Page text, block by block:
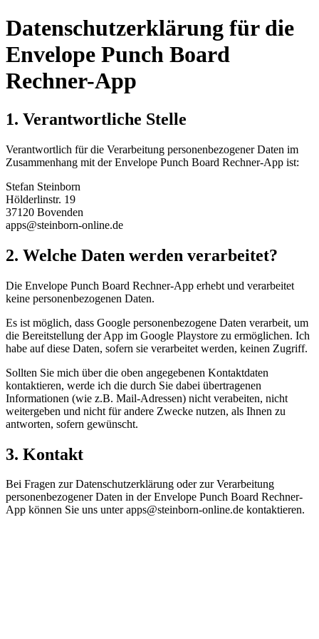
Datenschutzerklärung für die
Envelope Punch Board
Rechner-App
1. Verantwortliche Stelle
Verantwortlich für die Verarbeitung personenbezogener Daten im
Zusammenhang mit der Envelope Punch Board Rechner-App ist:
Stefan Steinborn
Hölderlinstr. 19
37120 Bovenden
apps@steinborn-online.de
2. Welche Daten werden verarbeitet?
Die Envelope Punch Board Rechner-App erhebt und verarbeitet
keine personenbezogenen Daten.
Es ist möglich, dass Google personenbezogene Daten verarbeit, um
die Bereitstellung der App im Google Playstore zu ermöglichen. Ich
habe auf diese Daten, sofern sie verarbeitet werden, keinen Zugriff.
Sollten Sie mich über die oben angegebenen Kontaktdaten
kontaktieren, werde ich die durch Sie dabei übertragenen
Informationen (wie z.B. Mail-Adressen) nicht verabeiten, nicht
weitergeben und nicht für andere Zwecke nutzen, als Ihnen zu
antworten, sofern gewünscht.
3. Kontakt
Bei Fragen zur Datenschutzerklärung oder zur Verarbeitung
personenbezogener Daten in der Envelope Punch Board Rechner-
App können Sie uns unter apps@steinborn-online.de kontaktieren.